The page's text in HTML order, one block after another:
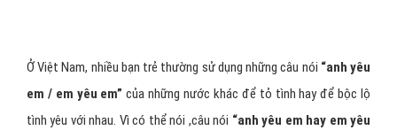
Ở Việt Nam, nhiều bạn trẻ thường sử dụng những câu nói “anh yêu
em / em yêu em” của những nước khác để tỏ tình hay để bộc lộ
tình yêu với nhau. Vì có thể nói ,câu nói “anh yêu em hay em yêu